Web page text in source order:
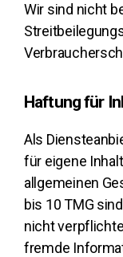
Wir sind nicht
Haftung für
Als
für eigene
allgemeinen
bis 10 TMG
nicht
fremde